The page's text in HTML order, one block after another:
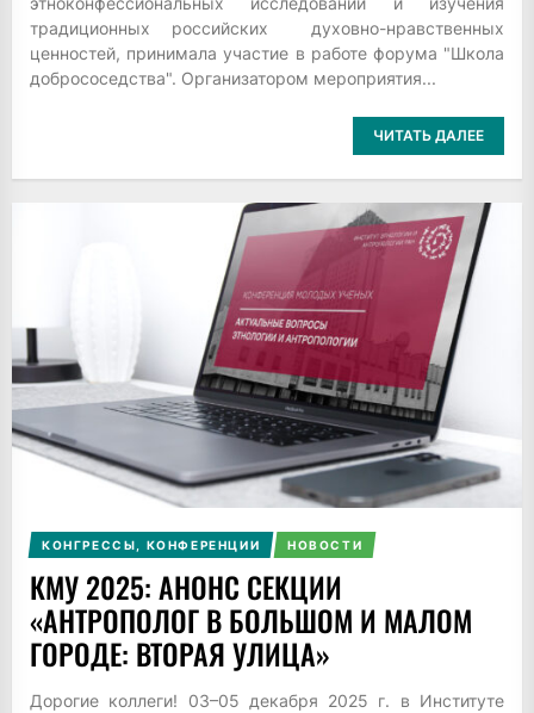
традиционных российских духовно-нравственных
ценностей, принимала участие в работе форума "Школа
добрососедства". Организатором мероприятия...
ЧИТАТЬ ДАЛЕЕ
КОНГРЕССЫ, КОНФЕРЕНЦИИ НОВОСТИ
КМУ 2025: АНОНС СЕКЦИИ
«АНТРОПОЛОГ В БОЛЬШОМ И МАЛОМ
ГОРОДЕ: ВТОРАЯ УЛИЦА»
Дорогие коллеги! 03–05 декабря 2025 г. в Институте